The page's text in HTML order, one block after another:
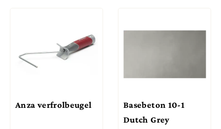
Anza verfrolbeugel
Basebeton 10-1
Dutch Grey